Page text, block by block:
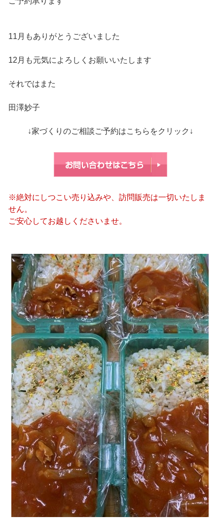
11月もありがとうございました
12月も元気によろしくお願いいたします
それではまた
田澤妙子
↓家づくりのご相談ご予約はこちらをクリック↓
※絶対にしつこい売り込みや、訪問販売は一切いたしま
せん。
ご安心してお越しくださいませ。